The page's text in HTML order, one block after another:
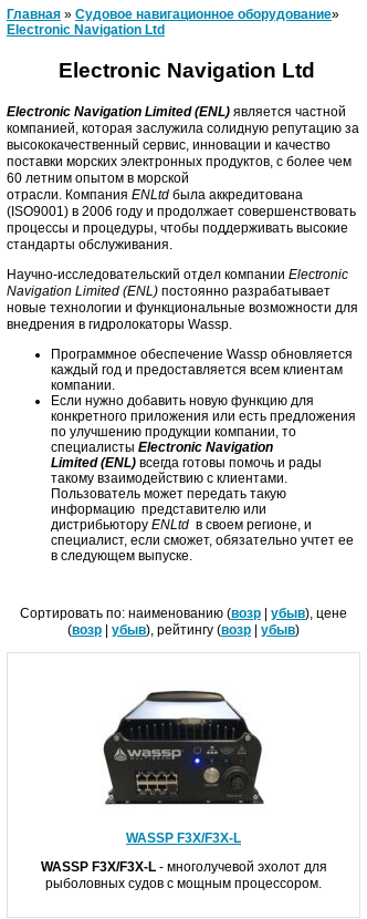
Главная » Судовое навигационное оборудование»
Electronic Navigation Ltd
Electronic Navigation Ltd
Electronic Navigation Limited (ENL) является частной
компанией, которая заслужила солидную репутацию за
высококачественный сервис, инновации и качество
поставки морских электронных продуктов, с более чем
60 летним опытом в морской
отрасли. Компания ENLtd была аккредитована
(ISO9001) в 2006 году и продолжает совершенствовать
процессы и процедуры, чтобы поддерживать высокие
стандарты обслуживания.
Научно-исследовательский отдел компании Electronic
Navigation Limited (ENL) постоянно разрабатывает
новые технологии и функциональные возможности для
внедрения в гидролокаторы Wassp.
Программное обеспечение Wassp обновляется
каждый год и предоставляется всем клиентам
компании.
Если нужно добавить новую функцию для
конкретного приложения или есть предложения
по улучшению продукции компании, то
специалисты Electronic Navigation
Limited (ENL) всегда готовы помочь и рады
такому взаимодействию с клиентами.
Пользователь может передать такую
информацию представителю или
дистрибьютору ENLtd в своем регионе, и
специалист, если сможет, обязательно учтет ее
в следующем выпуске.
Сортировать по: наименованию (возр убыв), цене
(возр убыв), рейтингу (возр убыв)
WASSP F3X/F3X-L
WASSP F3X/F3X-L- многолучевой эхолот для
рыболовных судов c мощным процессором.